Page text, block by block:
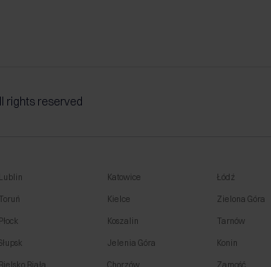
rights reserved
Lublin Katowice Łódź
Toruń Kielce Zielona Góra
Płock Koszalin Tarnów
Jelenia Góra Konin